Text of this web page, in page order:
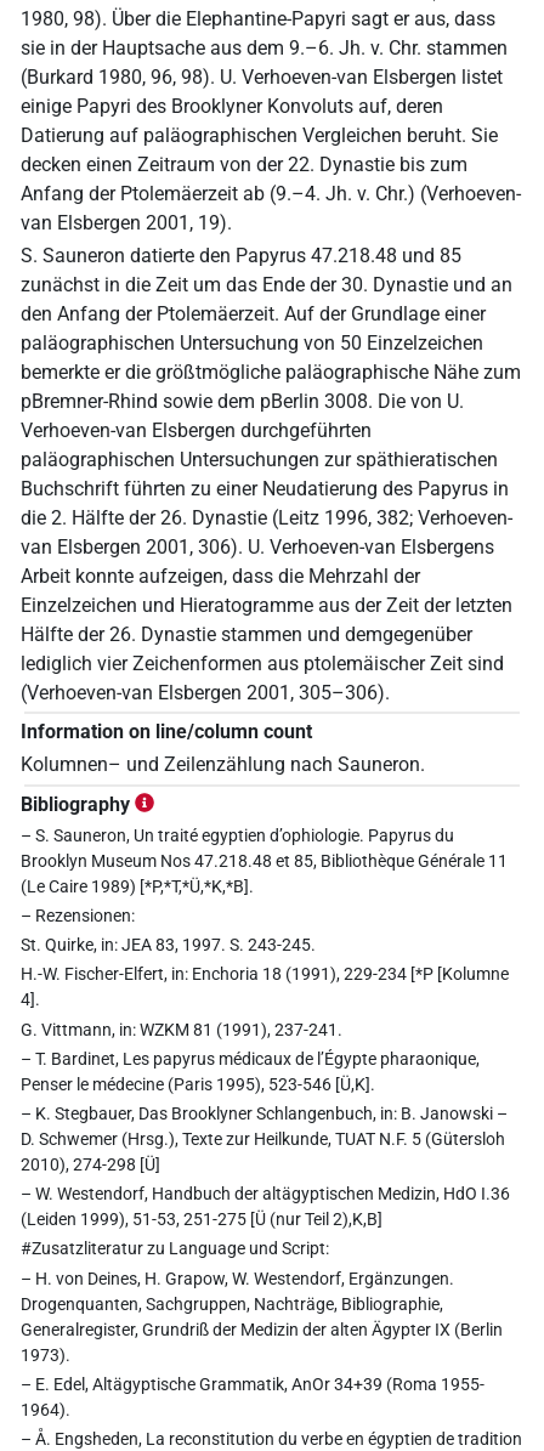
1980, 98). Über die Elephantine-Papyri sagt er aus, dass
sie in der Hauptsache aus dem 9.–6. Jh. v. Chr. stammen
(Burkard 1980, 96, 98). U. Verhoeven-van Elsbergen listet
einige Papyri des Brooklyner Konvoluts auf, deren
Datierung auf paläographischen Vergleichen beruht. Sie
decken einen Zeitraum von der 22. Dynastie bis zum
Anfang der Ptolemäerzeit ab (9.–4. Jh. v. Chr.) (Verhoeven-
van Elsbergen 2001, 19).
S. Sauneron datierte den Papyrus 47.218.48 und 85
zunächst in die Zeit um das Ende der 30. Dynastie und an
den Anfang der Ptolemäerzeit. Auf der Grundlage einer
paläographischen Untersuchung von 50 Einzelzeichen
bemerkte er die größtmögliche paläographische Nähe zum
pBremner-Rhind sowie dem pBerlin 3008. Die von U.
Verhoeven-van Elsbergen durchgeführten
paläographischen Untersuchungen zur späthieratischen
Buchschrift führten zu einer Neudatierung des Papyrus in
die 2. Hälfte der 26. Dynastie (Leitz 1996, 382; Verhoeven-
van Elsbergen 2001, 306). U. Verhoeven-van Elsbergens
Arbeit konnte aufzeigen, dass die Mehrzahl der
Einzelzeichen und Hieratogramme aus der Zeit der letzten
Hälfte der 26. Dynastie stammen und demgegenüber
lediglich vier Zeichenformen aus ptolemäischer Zeit sind
(Verhoeven-van Elsbergen 2001, 305–306).
Information on line/column count
Kolumnen– und Zeilenzählung nach Sauneron.
Bibliography
– S. Sauneron, Un traité egyptien d’ophiologie. Papyrus du
Brooklyn Museum Nos 47.218.48 et 85, Bibliothèque Générale 11
(Le Caire 1989) [*P,*T,*Ü,*K,*B].
– Rezensionen:
St. Quirke, in: JEA 83, 1997. S. 243-245.
H.-W. Fischer-Elfert, in: Enchoria 18 (1991), 229-234 [*P [Kolumne
4].
G. Vittmann, in: WZKM 81 (1991), 237-241.
– T. Bardinet, Les papyrus médicaux de l’Égypte pharaonique,
Penser le médecine (Paris 1995), 523-546 [Ü,K].
– K. Stegbauer, Das Brooklyner Schlangenbuch, in: B. Janowski –
D. Schwemer (Hrsg.), Texte zur Heilkunde, TUAT N.F. 5 (Gütersloh
2010), 274-298 [Ü]
– W. Westendorf, Handbuch der altägyptischen Medizin, HdO I.36
(Leiden 1999), 51-53, 251-275 [Ü (nur Teil 2),K,B]
#Zusatzliteratur zu Language und Script:
– H. von Deines, H. Grapow, W. Westendorf, Ergänzungen.
Drogenquanten, Sachgruppen, Nachträge, Bibliographie,
Generalregister, Grundriß der Medizin der alten Ägypter IX (Berlin
1973).
– E. Edel, Altägyptische Grammatik, AnOr 34+39 (Roma 1955-
1964).
– Å. Engsheden, La reconstitution du verbe en égyptien de tradition